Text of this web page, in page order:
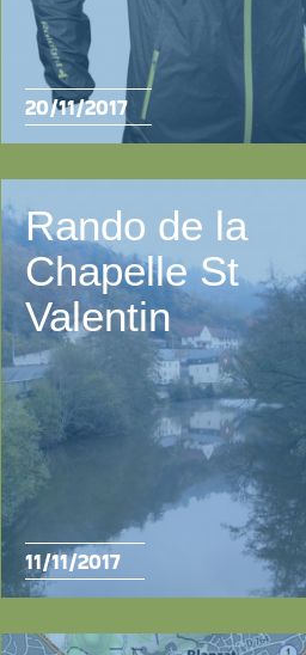
20/11/2017
Rando de la
Chapelle St
Valentin
11/11/2017